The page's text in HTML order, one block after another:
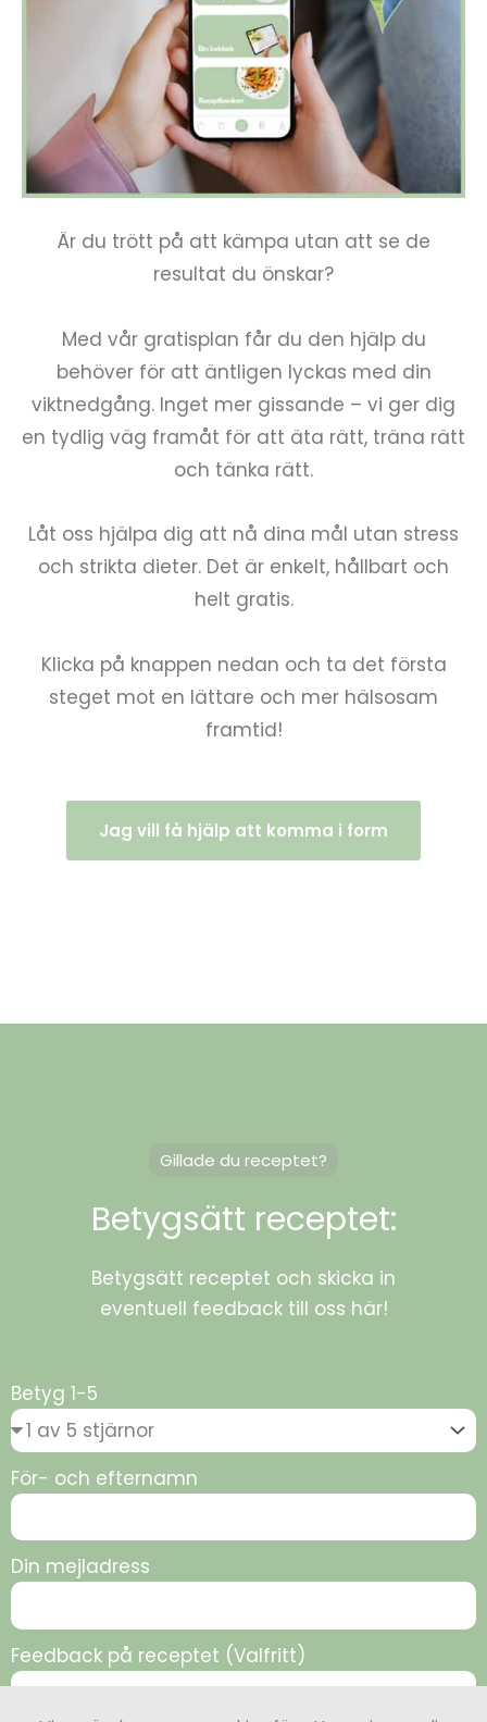
Är du trött på att kämpa utan att se de
resultat du önskar?
Med vår gratisplan får du den hjälp du
behöver för att äntligen lyckas med din
viktnedgång. Inget mer gissande – vi ger dig
en tydlig väg framåt för att äta rätt, träna rätt
och tänka rätt.
Låt oss hjälpa dig att nå dina mål utan stress
och strikta dieter. Det är enkelt, hållbart och
helt gratis.
Klicka på knappen nedan och ta det första
steget mot en lättare och mer hälsosam
framtid!
Jag vill få hjälp att komma i form
Gillade du receptet?
Betygsätt receptet:
Betygsätt receptet och skicka in
eventuell feedback till oss här!
Betyg 1-5
För- och efternamn
Din mejladress
Feedback på receptet (Valfritt)